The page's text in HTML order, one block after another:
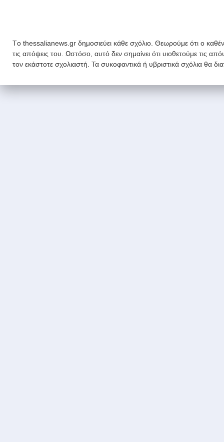
Tο thessalianews.gr δημοσιεύει κάθε σχόλιο. Θεωρούμε ότι ο
τις απόψεις του. Ωστόσο, αυτό δεν σημαίνει ότι υιοθετούμε τις
τον εκάστοτε σχολιαστή. Τα συκοφαντικά ή υβριστικά σχόλια θα